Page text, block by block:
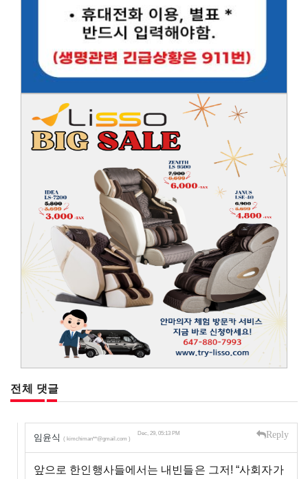
전체 댓글
임윤식 ( kimchiman**@gmail.com )
Dec, 29, 05:13 PM Reply
앞으로 한인행사들에서는 내빈들은 그저! “사회자가